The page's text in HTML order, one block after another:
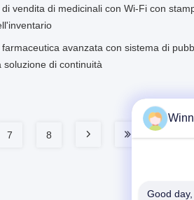
di vendita di medicinali con Wi-Fi con
farmaceutica avanzata con sistema di
soluzione di continuità
7 8
Good